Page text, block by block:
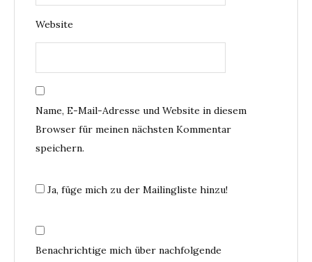
Website
Name, E-Mail-Adresse und Website in diesem
Browser für meinen nächsten Kommentar
speichern.
Ja, füge mich zu der Mailingliste hinzu!
Benachrichtige mich über nachfolgende